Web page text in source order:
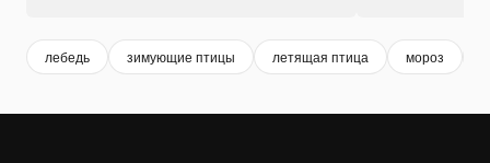
лебедь зимующие птицы летящая птица мороз